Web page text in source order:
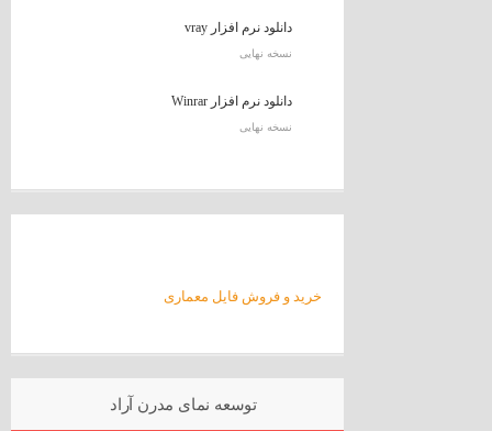
دانلود نرم افزار vray
نسخه نهایی
دانلود نرم افزار Winrar
نسخه نهایی
خرید و فروش فایل معماری
توسعه نمای مدرن آراد